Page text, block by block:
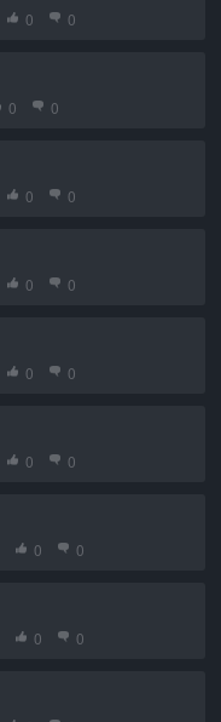
0 0
0 0
0 0
0 0
0 0
0 0
0 0
0 0